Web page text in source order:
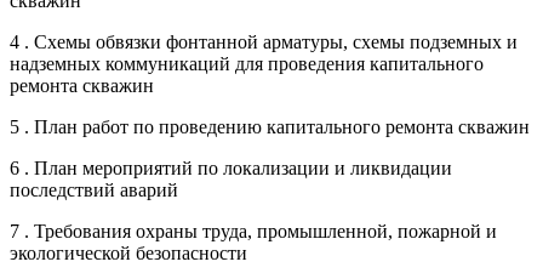
4 . Схемы обвязки фонтанной арматуры, схемы подземных и
надземных коммуникаций для проведения капитального
ремонта скважин
5 . План работ по проведению капитального ремонта скважин
6 . План мероприятий по локализации и ликвидации
последствий аварий
7 . Требования охраны труда, промышленной, пожарной и
экологической безопасности